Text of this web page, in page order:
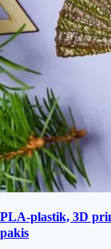
PLA-plastik, 3D
pakis